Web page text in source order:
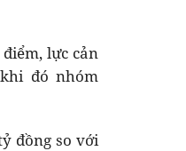
lực cản
đó nhóm
đồng so với